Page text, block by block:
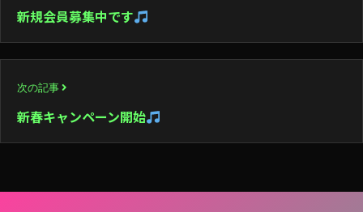
ナ
ビ
ゲ
ー
ョ
新規会員募集中です
次の記事
新春キャンペーン開始